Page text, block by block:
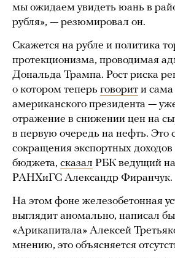
мы ожидаем увидеть юань в
рубля», — резюмировал он.
Скажется на рубле и политика
протекционизма, проводимая
Дональда Трампа. Рост риска
о котором теперь говорит и
американского президента —
отражение в снижении цен на
в первую очередь на нефть. Это
сокращения экспортных
бюджета, сказал РБК ведущий
РАНХиГС Александр Фиранчук.
На этом фоне железобетонная
выглядит аномально, написал
«Арикапитала» Алексей
мнению, это объясняется